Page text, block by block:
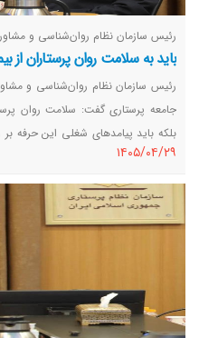
رئیس سازمان نظام روان‌شناسی و
باید به سلامت روان پرستاران از
رئیس سازمان نظام روان‌شناسی و
جامعه پرستاری گفت: سلامت روان
بلکه باید پیامدهای شغلی این حرفه
زندگی آنان نیز مورد توجه قرار گیرد.
١٤٠٥/٠٤/٢٩